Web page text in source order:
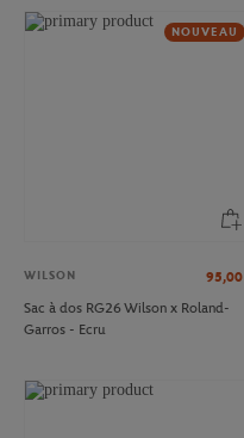
NOUVEAU
WILSON 95,00
Sac à dos RG26 Wilson x Roland-
Garros - Ecru